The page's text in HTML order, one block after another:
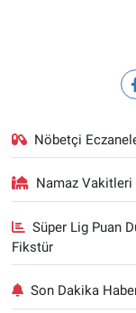
Nöbetçi
Namaz Vakitleri
Süper Lig Puan
Fikstür
Son Dakika